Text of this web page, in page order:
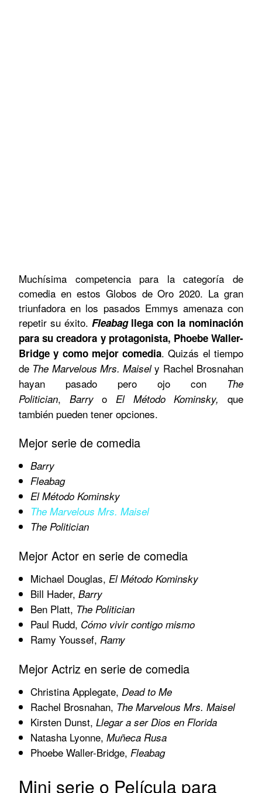
Muchísima competencia para la categoría de
comedia en estos Globos de Oro 2020. La gran
triunfadora en los pasados Emmys amenaza con
repetir su éxito. Fleabagllega con la nominación
para su creadora y protagonista, Phoebe Waller-
Bridge y como mejor comedia. Quizás el tiempo
de The Marvelous Mrs. Maisely Rachel Brosnahan
hayan pasado pero ojo con
The
Politician, BarryoEl Método Kominsky,que
también pueden tener opciones.
Mejor serie de comedia
Barry
Fleabag
El Método Kominsky
The Marvelous Mrs. Maisel
The Politician
Mejor Actor en serie de comedia
Michael Douglas, El Método Kominsky
Bill Hader, Barry
Ben Platt, The Politician
Paul Rudd, Cómo vivir contigo mismo
Ramy Youssef, Ramy
Mejor Actriz en serie de comedia
Christina Applegate, Dead to Me
Rachel Brosnahan, The Marvelous Mrs. Maisel
Kirsten Dunst, Llegar a ser Dios en Florida
Natasha Lyonne, Muñeca Rusa
Phoebe Waller-Bridge, Fleabag
Mini serie o Película para